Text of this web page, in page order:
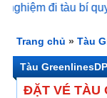
đi tàu bí quyết
Trang chủ »Tàu
Tàu GreenlinesDP
ĐẶT VÉ TÀU